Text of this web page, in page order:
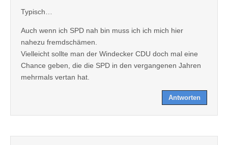
Typisch…
Auch wenn ich SPD nah bin muss ich ich mich hier
nahezu fremdschämen.
Vielleicht sollte man der Windecker CDU doch mal eine
Chance geben, die die SPD in den vergangenen Jahren
mehrmals vertan hat.
Antworten